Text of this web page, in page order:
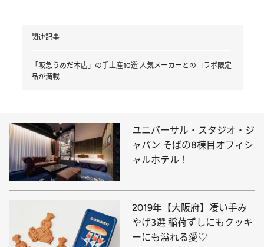
関連記事
「阪急うめだ本店」の手土産10選 人気メーカーとのコラボ限定
品が満載
ユニバーサル・スタジオ・ジ
ャパン そばの8棟目オフィシ
ャルホテル！
2019年【大阪府】凄い手み
やげ3選 稲荷ずしにもクッキ
ーにも溢れる愛♡